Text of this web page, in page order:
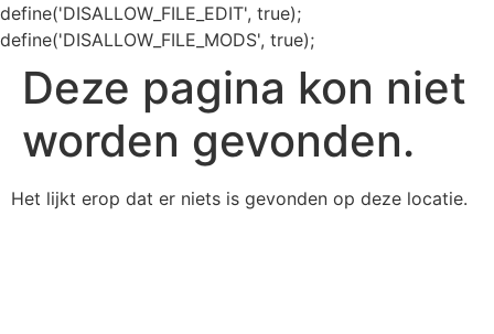
define('DISALLOW_FILE_EDIT', true);
define('DISALLOW_FILE_MODS', true);
Deze pagina kon niet
worden gevonden.
Het lijkt erop dat er niets is gevonden op deze locatie.